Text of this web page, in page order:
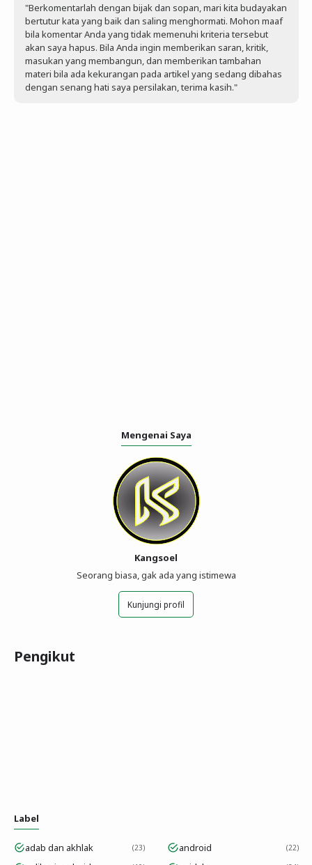
"Berkomentarlah dengan bijak dan sopan, mari kita budayakan
bertutur kata yang baik dan saling menghormati. Mohon maaf
bila komentar Anda yang tidak memenuhi kriteria tersebut
akan saya hapus. Bila Anda ingin memberikan saran, kritik,
masukan yang membangun, dan memberikan tambahan
materi bila ada kekurangan pada artikel yang sedang dibahas
dengan senang hati saya persilakan, terima kasih."
Mengenai Saya
Kangsoel
Seorang biasa, gak ada yang istimewa
Kunjungi profil
Pengikut
Label
adab dan akhlak 23 android 22